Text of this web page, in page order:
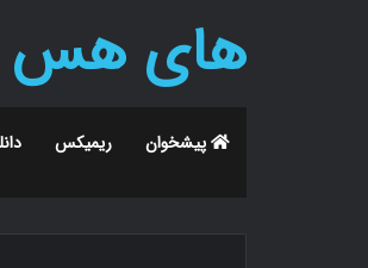
های هس
پیشخوان ریمیکس